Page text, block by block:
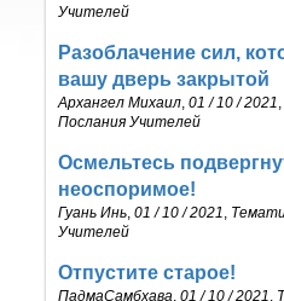
Учителей
Разоблачение сил,
вашу дверь закрытой
Архангел Михаил ,01 / 10 / 2021
Послания Учителей
Осмельтесь
неоспоримое!
Гуань Инь ,01 / 10 / 2021
Учителей
Отпустите старое!
ПадмаСамбхава ,01 / 10 / 2021